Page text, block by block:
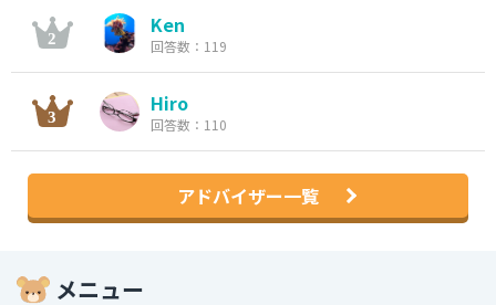
Ken
回答数：119
Hiro
回答数：110
アドバイザー一覧
メニュー